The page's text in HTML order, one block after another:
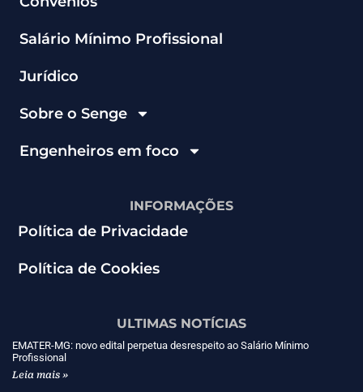
Salário Mínimo Profissional
Jurídico
Sobre o Senge
Engenheiros em foco
INFORMAÇÕES
Política de Privacidade
Política de Cookies
ULTIMAS NOTÍCIAS
EMATER-MG: novo edital perpetua desrespeito ao Salário Mínimo
Profissional
Leia mais »